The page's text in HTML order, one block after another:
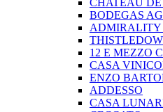
CHATEAU DE
BODEGAS
ADMIRALITY
12 E MEZZO
CASA
ENZO
ADDESSO
CASA